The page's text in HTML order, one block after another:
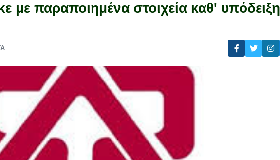
παραποιημένα στοιχεία καθ' υπόδειξη